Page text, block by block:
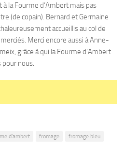
la Fourme d’Ambert mais pas
(de copain). Bernard et Germaine
accueillis au col de
Merci encore aussi à Anne-
grâce à qui la Fourme d’Ambert
pour nous.
d'ambert fromage
fromage bleu